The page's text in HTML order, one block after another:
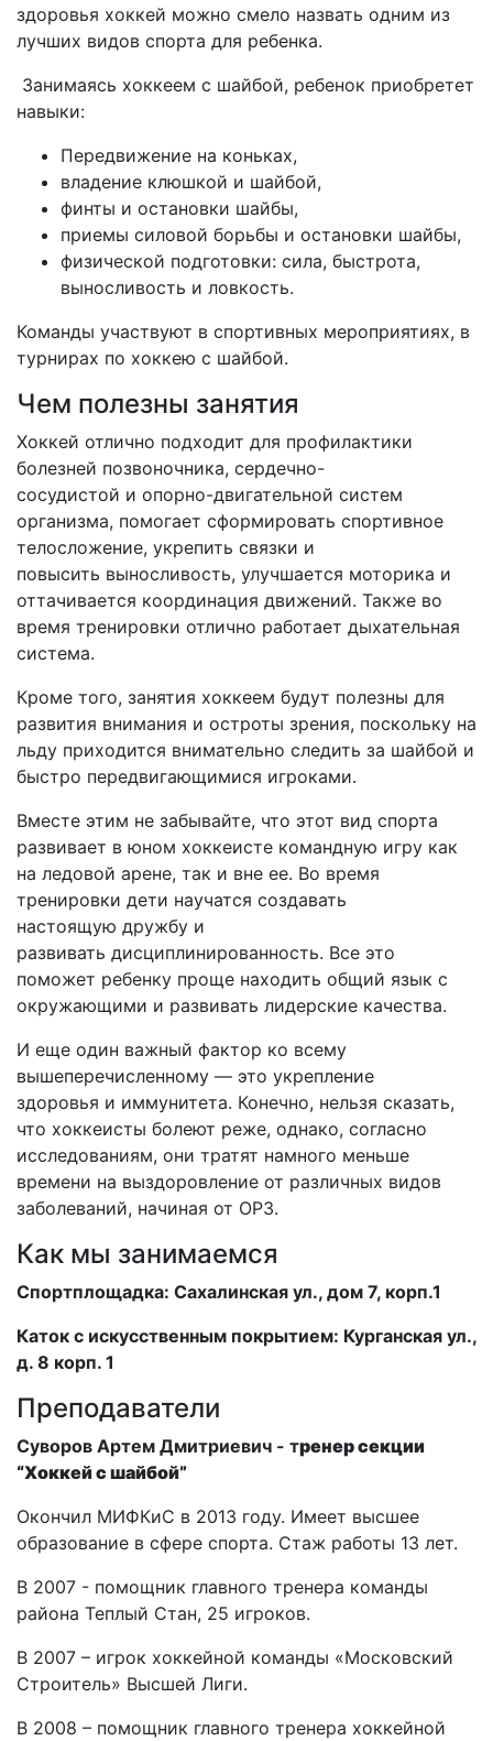
здоровья хоккей можно смело назвать одним из
лучших видов спорта для ребенка.
Занимаясь хоккеем с шайбой, ребенок приобретет
навыки:
Передвижение на коньках,
владение клюшкой и шайбой,
финты и остановки шайбы,
приемы силовой борьбы и остановки шайбы,
физической подготовки: сила, быстрота,
выносливость и ловкость.
Команды участвуют в спортивных мероприятиях, в
турнирах по хоккею с шайбой.
Чем полезны занятия
Хоккей отлично подходит для профилактики
болезней позвоночника, сердечно-
сосудистой и опорно-двигательной систем
организма, помогает сформировать спортивное
телосложение, укрепить связки и
повысить выносливость, улучшается моторика и
оттачивается координация движений. Также во
время тренировки отлично работает дыхательная
система.
Кроме того, занятия хоккеем будут полезны для
развития внимания и остроты зрения, поскольку на
льду приходится внимательно следить за шайбой и
быстро передвигающимися игроками.
Вместе этим не забывайте, что этот вид спорта
развивает в юном хоккеисте командную игру как
на ледовой арене, так и вне ее. Во время
тренировки дети научатся создавать
настоящую дружбу и
развивать дисциплинированность. Все это
поможет ребенку проще находить общий язык с
окружающими и развивать лидерские качества.
И еще один важный фактор ко всему
вышеперечисленному — это укрепление
здоровья и иммунитета. Конечно, нельзя сказать,
что хоккеисты болеют реже, однако, согласно
исследованиям, они тратят намного меньше
времени на выздоровление от различных видов
заболеваний, начиная от ОРЗ.
Как мы занимаемся
Спортплощадка: Сахалинская ул., дом 7, корп.1
Каток с искусственным покрытием: Курганская ул.,
д. 8 корп. 1
Преподаватели
Суворов Артем Дмитриевич - тренер секции
“Хоккей с шайбой”
Окончил МИФКиС в 2013 году. Имеет высшее
образование в сфере спорта. Стаж работы 13 лет.
В 2007 - помощник главного тренера команды
района Теплый Стан, 25 игроков.
В 2007 – игрок хоккейной команды «Московский
Строитель» Высшей Лиги.
В 2008 – помощник главного тренера хоккейной